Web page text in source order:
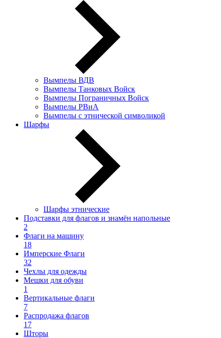
Вымпелы ВДВ
Вымпелы Танковых Войск
Вымпелы Пограничных Войск
Вымпелы РВиА
Вымпелы с этнической символикой
Шарфы
Шарфы этнические
Подставки для флагов и знамён напольные
2
Флаги на машину
18
Имперские Флаги
32
Чехлы для одежды
Мешки для обуви
1
Вертикальные флаги
7
Распродажа флагов
17
Шторы